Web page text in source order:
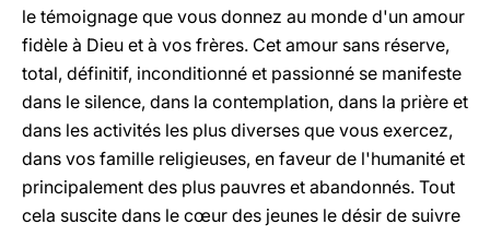
le témoignage que vous donnez au monde d'un amour
fidèle à Dieu et à vos frères. Cet amour sans réserve,
total, définitif, inconditionné et passionné se manifeste
dans le silence, dans la contemplation, dans la prière et
dans les activités les plus diverses que vous exercez,
dans vos famille religieuses, en faveur de l'humanité et
principalement des plus pauvres et abandonnés. Tout
cela suscite dans le cœur des jeunes le désir de suivre